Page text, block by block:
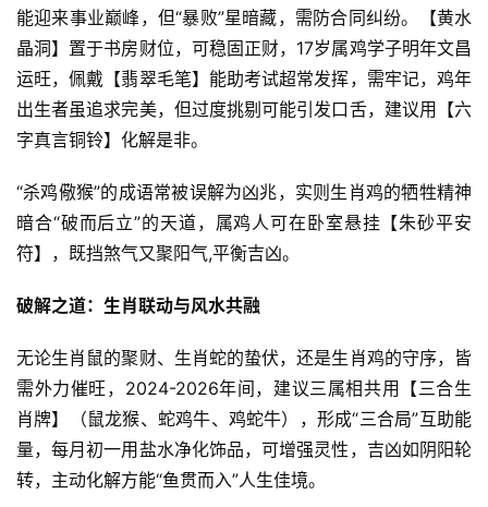
能迎来事业巅峰，但“暴败”星暗藏，需防合同纠纷。【黄水
晶洞】置于书房财位，可稳固正财，17岁属鸡学子明年文昌
运旺，佩戴【翡翠毛笔】能助考试超常发挥，需牢记，鸡年
出生者虽追求完美，但过度挑剔可能引发口舌，建议用【六
字真言铜铃】化解是非。
“杀鸡儆猴”的成语常被误解为凶兆，实则生肖鸡的牺牲精神
暗合“破而后立”的天道，属鸡人可在卧室悬挂【朱砂平安
符】，既挡煞气又聚阳气,平衡吉凶。
破解之道：生肖联动与风水共融
无论生肖鼠的聚财、生肖蛇的蛰伏，还是生肖鸡的守序，皆
需外力催旺，2024-2026年间，建议三属相共用【三合生
肖牌】（鼠龙猴、蛇鸡牛、鸡蛇牛），形成“三合局”互助能
量，每月初一用盐水净化饰品，可增强灵性，吉凶如阴阳轮
转，主动化解方能“鱼贯而入”人生佳境。